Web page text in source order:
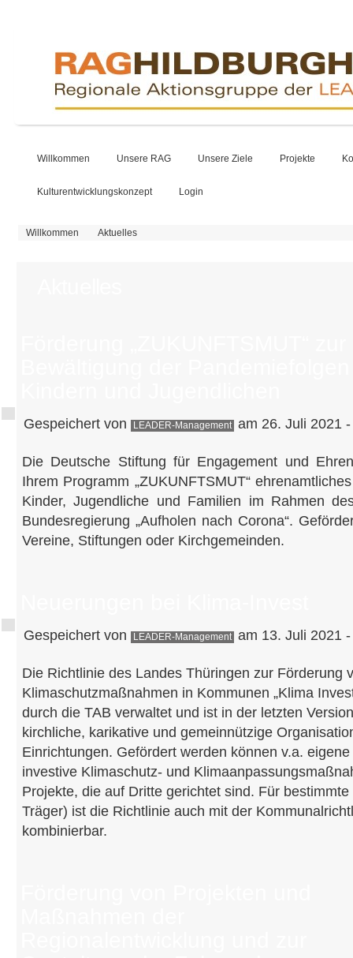
Willkommen Unsere RAG Unsere Ziele Projekte
Kulturentwicklungskonzept Login
Sie sind hier
Willkommen Aktuelles
Gespeichert von LEADER-Management am 26. Juli 2021
Die Deutsche Stiftung für Engagement und
Ihrem Programm „ZUKUNFTSMUT“
Kinder, Jugendliche und Familien im Rahmen
Bundesregierung „Aufholen nach Corona“.
Vereine, Stiftungen oder Kirchgemeinden.
Gespeichert von LEADER-Management am 13. Juli 2021
Die Richtlinie des Landes Thüringen zur Förderung
Klimaschutzmaßnahmen in Kommunen „Klima
durch die TAB verwaltet und ist in der letzten
kirchliche, karikative und gemeinnützige
Einrichtungen. Gefördert werden können v.a.
investive Klimaschutz- und
Projekte, die auf Dritte gerichtet sind. Für
Träger) ist die Richtlinie auch mit der
kombinierbar.